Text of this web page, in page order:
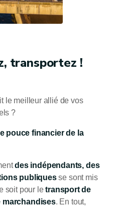
transportez !
le meilleur allié de vos
?
pouce financier de la
des indépendants, des
publiquesse sont mis
soit pour letransport de
marchandises. En tout,